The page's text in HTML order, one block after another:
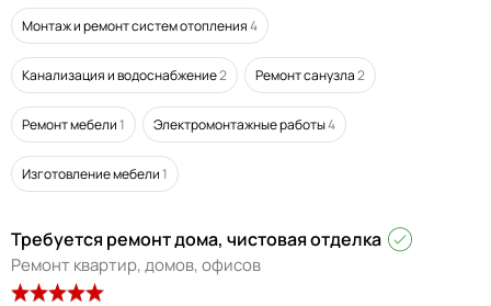
Монтаж и ремонт систем отопления4
Канализация и водоснабжение2 Ремонт санузла2
Ремонт мебели1 Электромонтажные работы4
Изготовление мебели1
Требуется ремонт дома, чистовая отделка
Ремонт квартир, домов, офисов